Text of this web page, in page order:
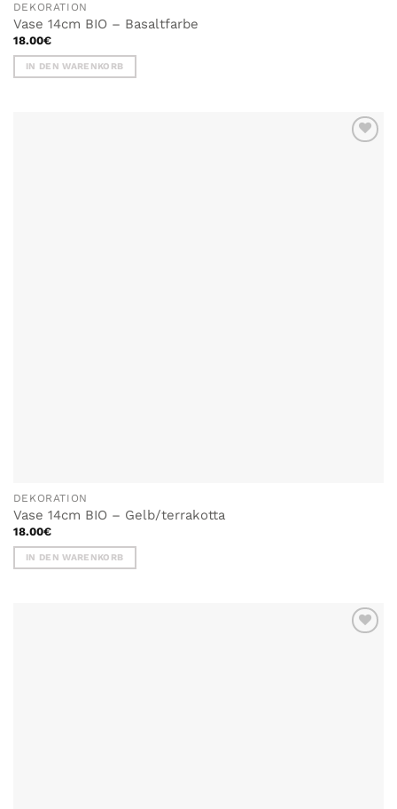
DEKORATION
Vase 14cm BIO – Basaltfarbe
18.00€
IN DEN WARENKORB
DEKORATION
Vase 14cm BIO – Gelb/terrakotta
18.00€
IN DEN WARENKORB